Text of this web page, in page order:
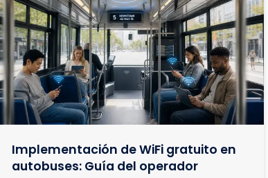
Implementación de WiFi gratuito en
autobuses: Guía del operador